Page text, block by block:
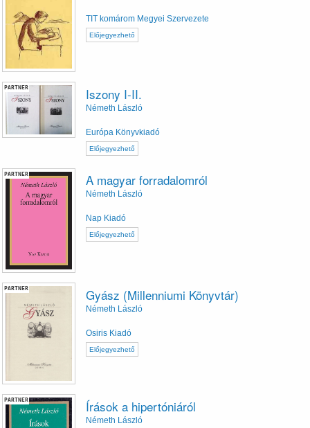
TIT komárom Megyei Szervezete
Előjegyezhető
PARTNER Iszony I-II.
Németh László
Európa Könyvkiadó
Előjegyezhető
PARTNER A magyar forradalomról
Németh László
Nap Kiadó
Előjegyezhető
PARTNER Gyász (Millenniumi Könyvtár)
Németh László
Osiris Kiadó
Előjegyezhető
PARTNER Írások a hipertóniáról
Németh László